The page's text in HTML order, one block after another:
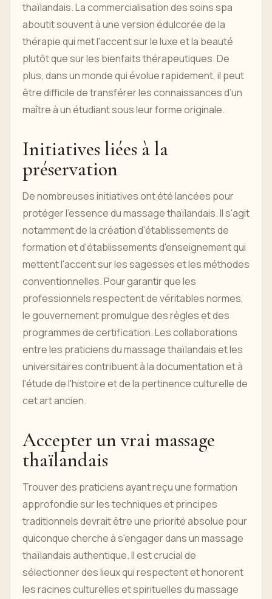
thaïlandais. La commercialisation des soins spa
aboutit souvent à une version édulcorée de la
thérapie qui met l'accent sur le luxe et la beauté
plutôt que sur les bienfaits thérapeutiques. De
plus, dans un monde qui évolue rapidement, il peut
être difficile de transférer les connaissances d’un
maître à un étudiant sous leur forme originale.
Initiatives liées à la
préservation
De nombreuses initiatives ont été lancées pour
protéger l'essence du massage thaïlandais. Il s'agit
notamment de la création d'établissements de
formation et d'établissements d'enseignement qui
mettent l'accent sur les sagesses et les méthodes
conventionnelles. Pour garantir que les
professionnels respectent de véritables normes,
le gouvernement promulgue des règles et des
programmes de certification. Les collaborations
entre les praticiens du massage thaïlandais et les
universitaires contribuent à la documentation et à
l'étude de l'histoire et de la pertinence culturelle de
cet art ancien.
Accepter un vrai massage
thaïlandais
Trouver des praticiens ayant reçu une formation
approfondie sur les techniques et principes
traditionnels devrait être une priorité absolue pour
quiconque cherche à s'engager dans un massage
thaïlandais authentique. Il est crucial de
sélectionner des lieux qui respectent et honorent
les racines culturelles et spirituelles du massage